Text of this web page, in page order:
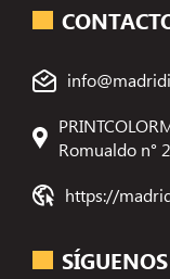
Romualdo n°
https://
SÍGUENOS